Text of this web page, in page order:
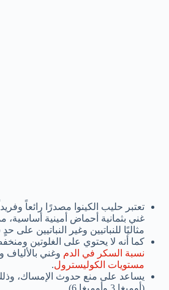
تعتبر حليب الكينوا مصدرًا رائعاً
غني بثمانية أحماض أمينية أساسية،
مثاليًا للنباتيين وغير النباتيين على
كما أنه لا يحتوي على الغلوتين
نسبة السكر في الدم وغني
مستويات الكوليسترول.
يساعد على منع حدوث الإمساك،
(أوميغا 3 وأوميغا 6).